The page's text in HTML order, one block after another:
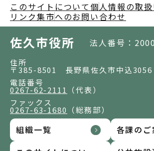
このサイトについて 個人情報の取
リンク集市へのお問い合わせ
佐久市役所 法人番号：
住所
〒385-8501 長野県佐久市中込3056
電話番号
0267-62-2111
（代表）
ファックス
0267-63-1680 （総務部）
組織一覧
各課のご